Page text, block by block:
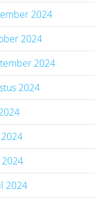
2024
2024
2024
2024
2024
2024